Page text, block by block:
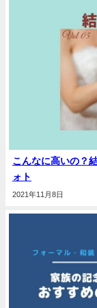
こんなに高いの？
ォト
2021年11月8日